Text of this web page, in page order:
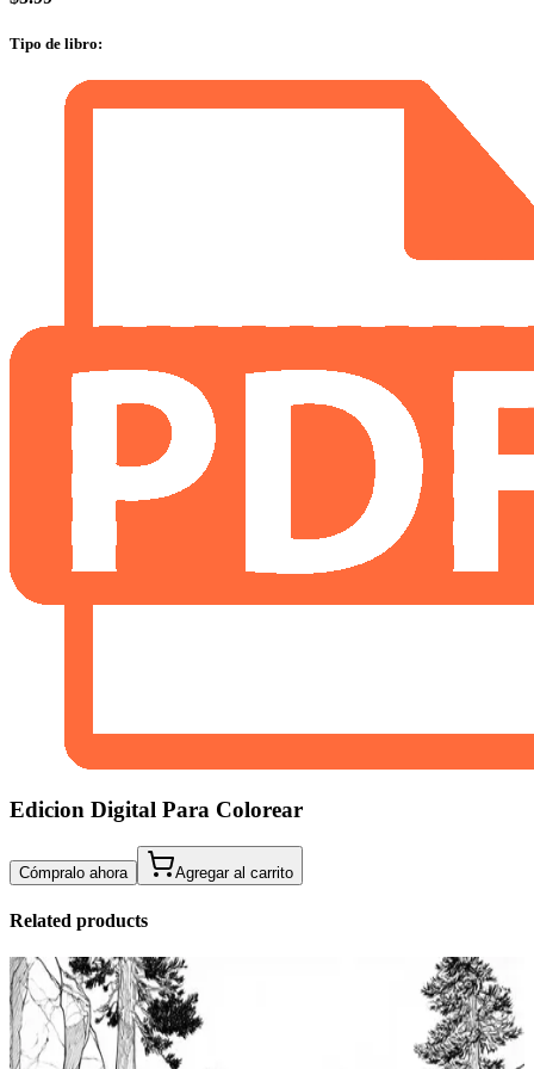
Tipo de libro:
Edicion Digital Para Colorear
Cómpralo ahora Agregar al carrito
Related products
Add to wishlist
Paginas Para Colorear De Pozas Mareales Paginas
Para Colorear Avanzadas Gratuitas Para Ninos